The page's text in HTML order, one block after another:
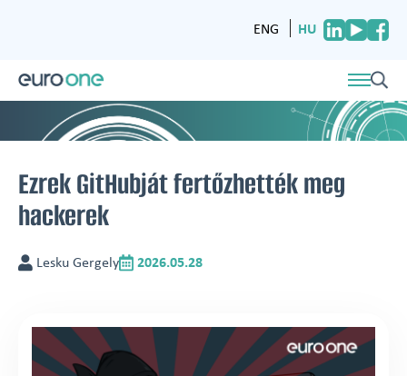
ENG HU
Ezrek GitHubját fertőzhették meg
hackerek
Lesku Gergely 2026.05.28